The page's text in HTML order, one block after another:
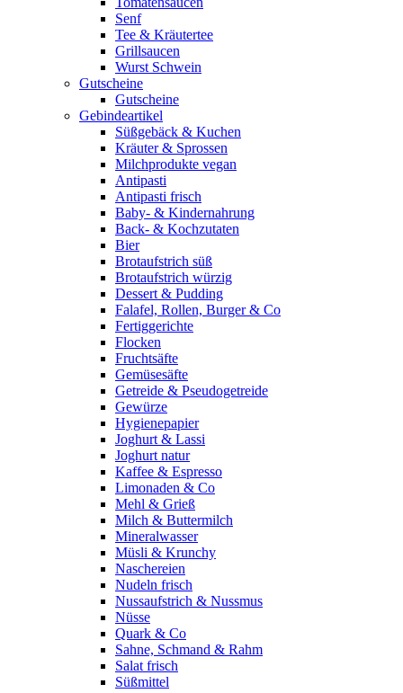
Senf
Tee & Kräutertee
Grillsaucen
Wurst Schwein
Gutscheine
Gutscheine
Gebindeartikel
Süßgebäck & Kuchen
Kräuter & Sprossen
Milchprodukte vegan
Antipasti
Antipasti frisch
Baby- & Kindernahrung
Back- & Kochzutaten
Bier
Brotaufstrich süß
Brotaufstrich würzig
Dessert & Pudding
Falafel, Rollen, Burger & Co
Fertiggerichte
Flocken
Fruchtsäfte
Gemüsesäfte
Getreide & Pseudogetreide
Gewürze
Hygienepapier
Joghurt & Lassi
Joghurt natur
Kaffee & Espresso
Limonaden & Co
Mehl & Grieß
Milch & Buttermilch
Mineralwasser
Müsli & Krunchy
Naschereien
Nudeln frisch
Nussaufstrich & Nussmus
Nüsse
Quark & Co
Sahne, Schmand & Rahm
Salat frisch
Süßmittel